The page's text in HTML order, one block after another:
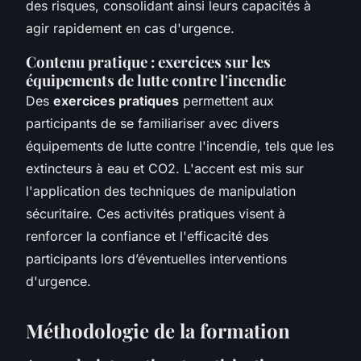
des risques, consolidant ainsi leurs capacités à
agir rapidement en cas d'urgence.
Contenu pratique : exercices sur les
équipements de lutte contre l'incendie
Des exercices pratiques permettent aux
participants de se familiariser avec divers
équipements de lutte contre l'incendie, tels que les
extincteurs à eau et CO2. L'accent est mis sur
l'application des techniques de manipulation
sécuritaire. Ces activités pratiques visent à
renforcer la confiance et l'efficacité des
participants lors d’éventuelles interventions
d'urgence.
Méthodologie de la formation